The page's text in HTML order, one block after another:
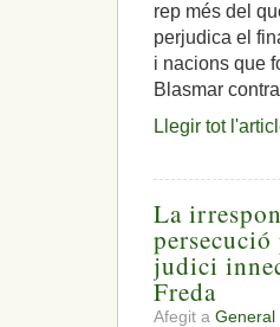
rep més del
perjudica el
i nacions que
Blasmar
Llegir tot
La
judici
Freda
Afegit a General